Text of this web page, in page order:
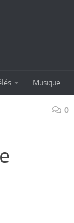
Musique
0